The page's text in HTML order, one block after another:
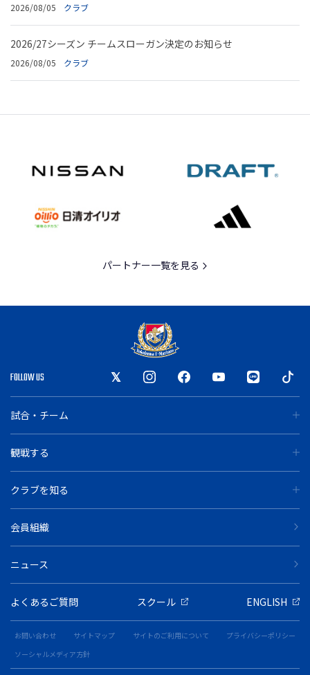
2026/08/05 クラブ
2026/27シーズン チームスローガン決定のお知らせ
2026/08/05 クラブ
パートナー一覧を見る
FOLLOW US
試合・チーム
観戦する
クラブを知る
会員組織
ニュース
よくあるご質問 スクール ENGLISH
お問い合わせ サイトマップ サイトのご利用について
プライバシーポリシー
ソーシャルメディア方針